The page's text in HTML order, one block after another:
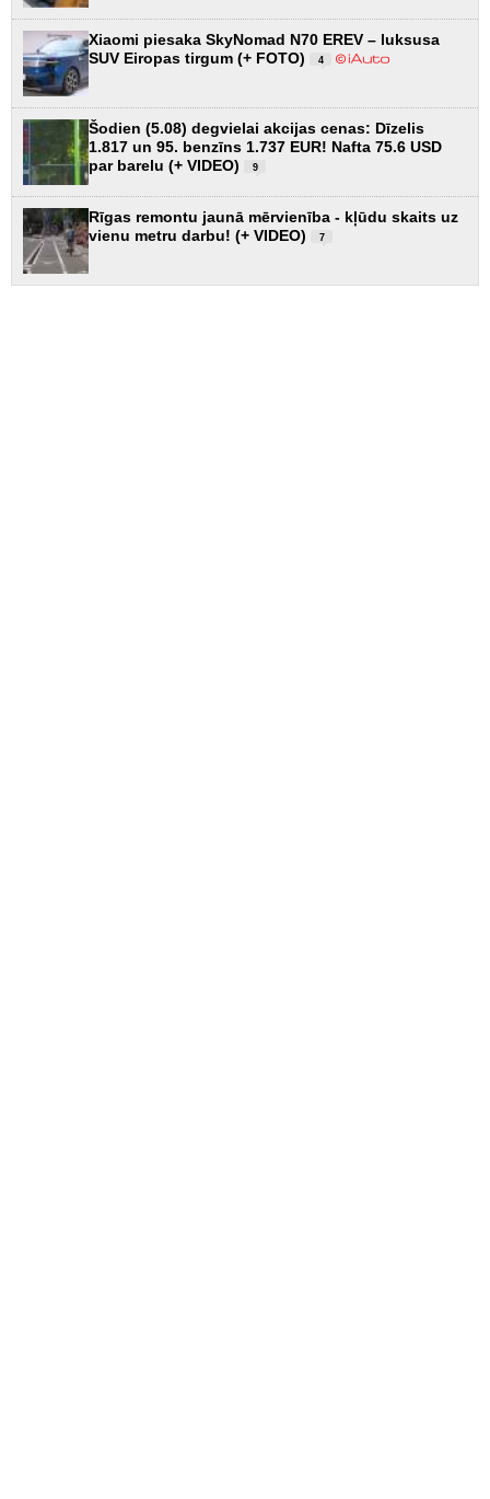
Xiaomi piesaka SkyNomad N70 EREV – luksusa
SUV Eiropas tirgum (+ FOTO)
4
Šodien (5.08) degvielai akcijas cenas: Dīzelis
1.817 un 95. benzīns 1.737 EUR! Nafta 75.6 USD
par barelu (+ VIDEO)
9
Rīgas remontu jaunā mērvienība - kļūdu skaits uz
vienu metru darbu! (+ VIDEO)
7